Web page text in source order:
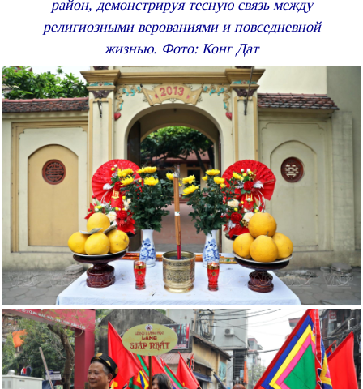
район, демонстрируя тесную связь между
религиозными верованиями и повседневной
жизнью. Фото: Конг Дат